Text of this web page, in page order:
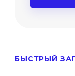
БЫСТРЫЙ